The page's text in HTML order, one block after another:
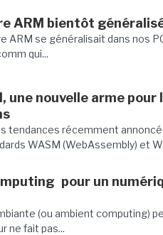
ARM bientôt
ARM se généralisait dans nos
qui...
une nouvelle arme pour
tendances récemment
WASM (WebAssembly) et
pour un
(ou ambient computing)
ne fait pas...